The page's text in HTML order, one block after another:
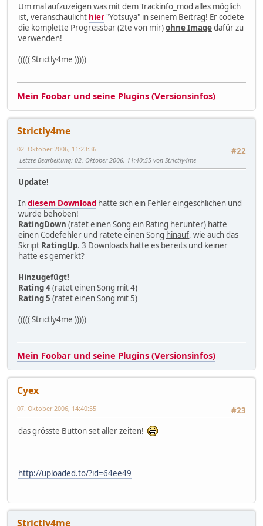
Um mal aufzuzeigen was mit dem Trackinfo_mod alles möglich
ist, veranschaulicht hier "Yotsuya" in seinem Beitrag! Er codete
die komplette Progressbar (2te von mir)ohne Imagedafür zu
verwenden!
((((( Strictly4me )))))
Mein Foobar und seine Plugins (Versionsinfos)
Strictly4me
#22
02. Oktober 2006, 11:23:36
Letzte Bearbeitung: 02. Oktober 2006, 11:40:55 von Strictly4me
Update!
Indiesem Download hatte sich ein Fehler eingeschlichen und
wurde behoben!
RatingDown (ratet einen Song ein Rating herunter) hatte
einen Codefehler und ratete einen Song hinauf, wie auch das
Skript RatingUp. 3 Downloads hatte es bereits und keiner
hatte es gemerkt?
Hinzugefügt!
Rating 4(ratet einen Song mit 4)
Rating 5 (ratet einen Song mit 5)
((((( Strictly4me )))))
Mein Foobar und seine Plugins (Versionsinfos)
Cyex
#23
07. Oktober 2006, 14:40:55
das grösste Button set aller zeiten!
http://uploaded.to/?id=64ee49
Strictly4me